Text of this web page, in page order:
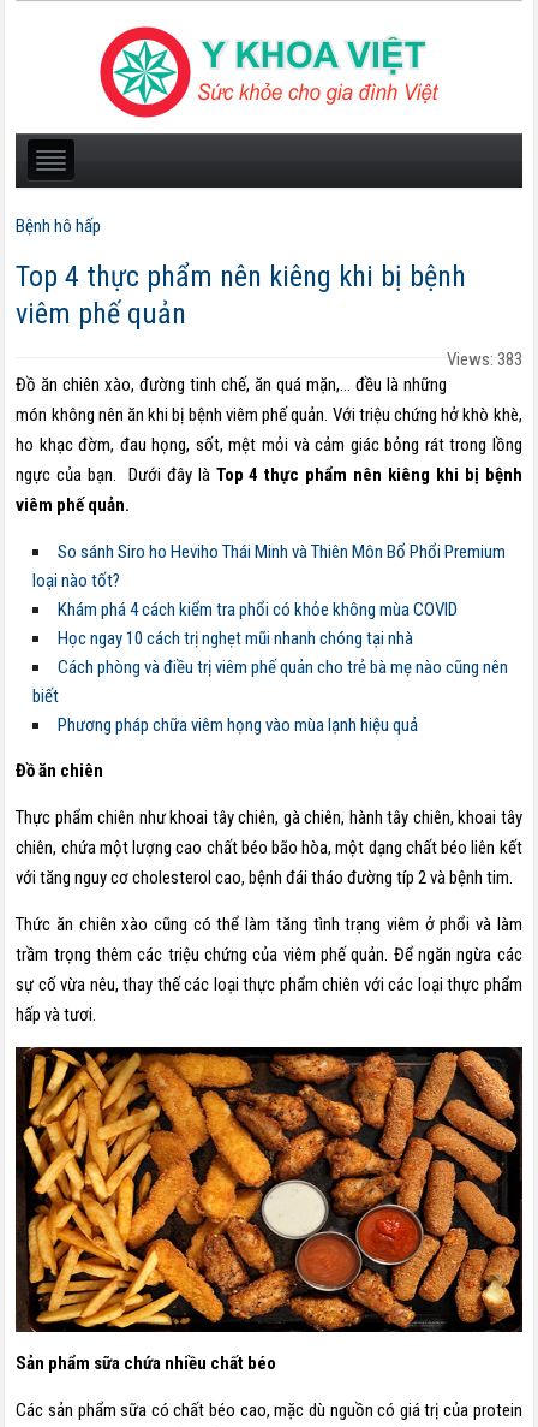
Bệnh hô hấp
Top 4 thực phẩm nên kiêng khi bị bệnh
viêm phế quản
Views: 383
Đồ ăn chiên xào, đường tinh chế, ăn quá mặn,… đều là những
món không nên ăn khi bị bệnh viêm phế quản. Với triệu chứng hở khò khè,
ho khạc đờm, đau họng, sốt, mệt mỏi và cảm giác bỏng rát trong lồng
ngực của bạn. Dưới đây là Top 4 thực phẩm nên kiêng khi bị bệnh
viêm phế quản.
So sánh Siro ho Heviho Thái Minh và Thiên Môn Bổ Phổi Premium
loại nào tốt?
Khám phá 4 cách kiểm tra phổi có khỏe không mùa COVID
Học ngay 10 cách trị nghẹt mũi nhanh chóng tại nhà
Cách phòng và điều trị viêm phế quản cho trẻ bà mẹ nào cũng nên
biết
Phương pháp chữa viêm họng vào mùa lạnh hiệu quả
Đồ ăn chiên
Thực phẩm chiên như khoai tây chiên, gà chiên, hành tây chiên, khoai tây
chiên, chứa một lượng cao chất béo bão hòa, một dạng chất béo liên kết
với tăng nguy cơ cholesterol cao, bệnh đái tháo đường típ 2 và bệnh tim.
Thức ăn chiên xào cũng có thể làm tăng tình trạng viêm ở phổi và làm
trầm trọng thêm các triệu chứng của viêm phế quản. Để ngăn ngừa các
sự cố vừa nêu, thay thế các loại thực phẩm chiên với các loại thực phẩm
hấp và tươi.
Sản phẩm sữa chứa nhiều chất béo
Các sản phẩm sữa có chất béo cao, mặc dù nguồn có giá trị của protein